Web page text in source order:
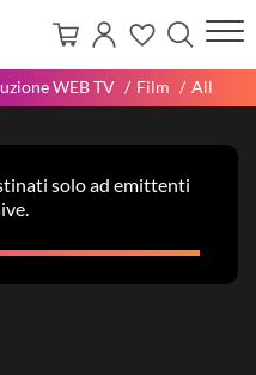
WEB TV Film All
solo ad emittenti